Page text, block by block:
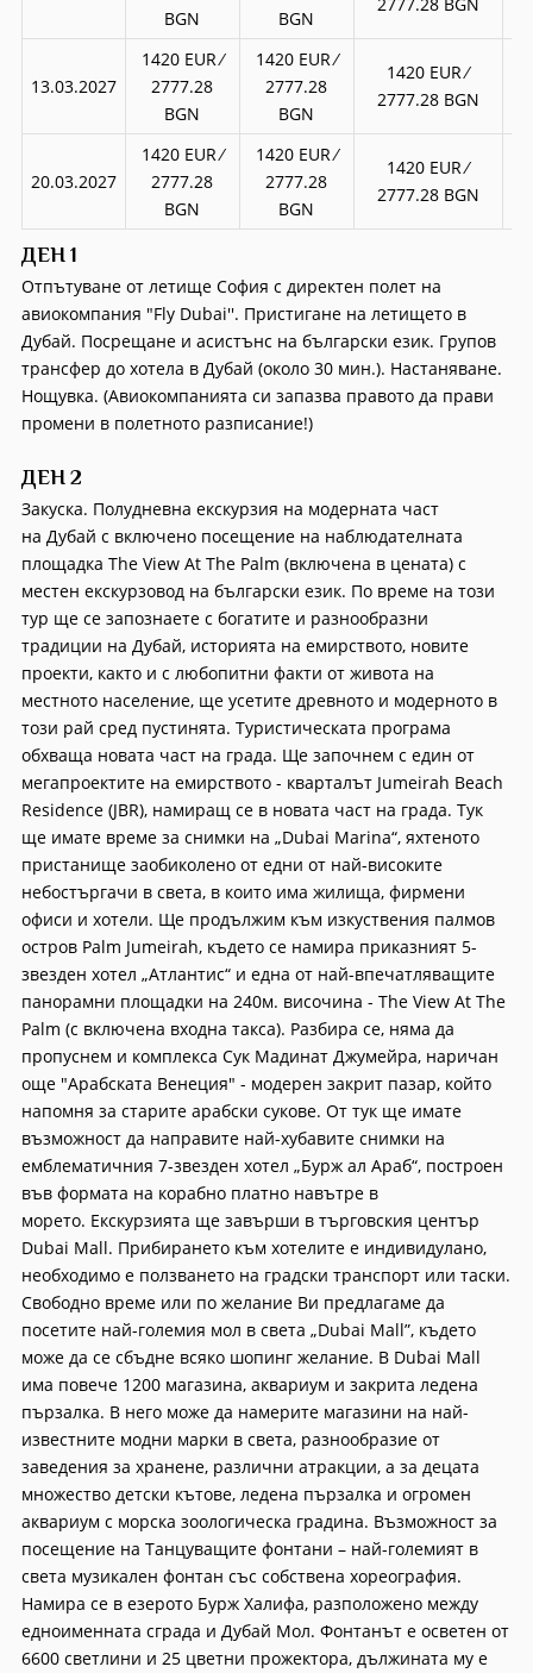
BGN
BGN
13.03.2027
1420 EUR ∕
2777.28
BGN
1420 EUR ∕
2777.28
BGN
1420 EUR ∕
2777.28 BGN
20.03.2027
1420 EUR ∕
2777.28
BGN
1420 EUR ∕
2777.28
BGN
1420 EUR ∕
2777.28 BGN
ДЕН 1
Отпътуване от летище София с директен полет на
авиокомпания "Fly Dubai''. Пристигане на летището в
Дубай. Посрещане и асистънс на български език. Групов
трансфер до хотела в Дубай (около 30 мин.). Настаняване.
Нощувка. (Авиокомпанията си запазва правото да прави
промени в полетното разписание!)
ДЕН 2
Закуска. Полудневна екскурзия на модерната част
на Дубай с включено посещение на наблюдателната
площадка The View At The Palm (включена в цената) с
местен екскурзовод на български език. По време на този
тур ще се запознаете с богатите и разнообразни
традиции на Дубай, историята на емирството, новите
проекти, както и с любопитни факти от живота на
местното население, ще усетите древното и модерното в
този рай сред пустинята. Туристическата програма
обхваща новата част на града. Ще започнем с един от
мегапроектите на емирството - кварталът Jumeirah Beach
Residence (JBR), намиращ се в новата част на града. Тук
ще имате време за снимки на „Dubai Marina“, яхтеното
пристанище заобиколено от едни от най-високите
небостъргачи в света, в които има жилища, фирмени
офиси и хотели. Ще продължим към изкуствения палмов
остров Palm Jumeirah, където се намира приказният 5-
звезден хотел „Атлантис“ и една от най-впечатляващите
панорамни площадки на 240м. височина - The View At The
Palm (с включена входна такса). Разбира се, няма да
пропуснем и комплекса Сук Мадинат Джумейра, наричан
още "Арабската Венеция" - модерен закрит пазар, който
напомня за старите арабски сукове. От тук ще имате
възможност да направите най-хубавите снимки на
емблематичния 7-звезден хотел „Бурж ал Араб“, построен
във формата на корабно платно навътре в
морето. Екскурзията ще завърши в търговския център
Dubai Mall. Прибирането към хотелите е индивидулано,
необходимо е ползването на градски транспорт или таски.
Свободно време или по желание Ви предлагаме да
посетите най-големия мол в света „Dubai Mall”, където
може да се сбъдне всяко шопинг желание. В Dubai Mall
има повече 1200 магазина, аквариум и закрита ледена
пързалка. В него може да намерите магазини на най-
известните модни марки в света, разнообразие от
заведения за хранене, различни атракции, а за децата
множество детски кътове, ледена пързалка и огромен
аквариум с морска зоологическа градина. Възможност за
посещение на Танцуващите фонтани – най-големият в
света музикален фонтан със собствена хореография.
Намира се в езерото Бурж Халифа, разположено между
едноименната сграда и Дубай Мол. Фонтанът е осветен от
6600 светлини и 25 цветни прожектора, дължината му е